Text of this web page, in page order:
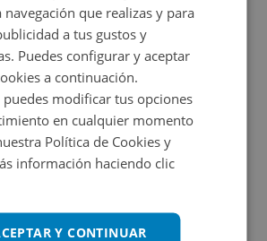
28922 Alcorcon - Madrid
Impuestos no incluidos
+ 9m2
navegación que realizas y para
a tus gustos y
Puedes configurar y aceptar
a continuación.
modificar tus opciones
en cualquier momento
Política de Cookies y
información haciendo clic
Y CONTINUAR